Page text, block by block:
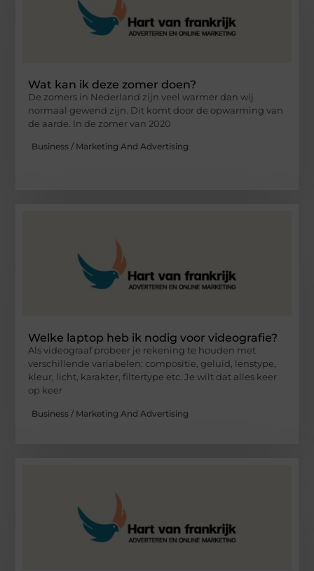
Wat kan ik deze zomer doen?
De zomers in Nederland zijn veel warmer dan wij
normaal gewend zijn. Dit komt door de opwarming van
de aarde. In de zomer van 2020
Business / Marketing And Advertising
Welke laptop heb ik nodig voor videografie?
Als videograaf probeer je rekening te houden met
verschillende variabelen: compositie, geluid, lenstype,
kleur, licht, karakter, filtertype etc. Je wilt dat alles keer
op keer
Business / Marketing And Advertising